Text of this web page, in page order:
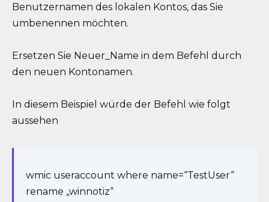
Benutzernamen des lokalen Kontos, das Sie
umbenennen möchten.
Ersetzen Sie Neuer_Name in dem Befehl durch
den neuen Kontonamen.
In diesem Beispiel würde der Befehl wie folgt
aussehen
wmic useraccount where name=“TestUser“
rename „winnotiz“